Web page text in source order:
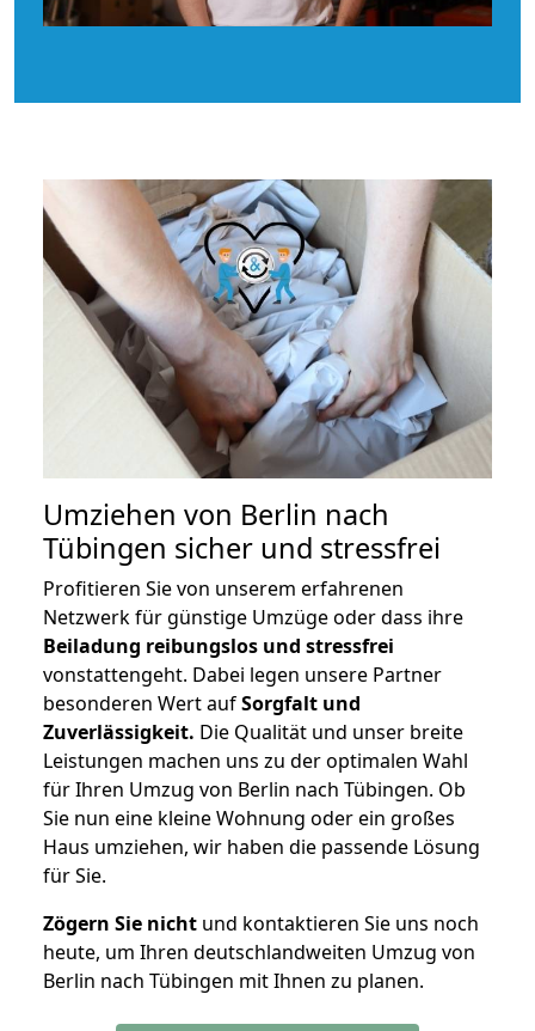
Umziehen von Berlin nach
Tübingen sicher und stressfrei
Profitieren Sie von unserem erfahrenen
Netzwerk für günstige Umzüge oder dass ihre
Beiladung reibungslos und stressfrei
vonstattengeht. Dabei legen unsere Partner
besonderen Wert aufSorgfalt und
Zuverlässigkeit. Die Qualität und unser breite
Leistungen machen uns zu der optimalen Wahl
für Ihren Umzug von Berlin nach Tübingen. Ob
Sie nun eine kleine Wohnung oder ein großes
Haus umziehen, wir haben die passende Lösung
für Sie.
Zögern Sie nicht und kontaktieren Sie uns noch
heute, um Ihren deutschlandweiten Umzug von
Berlin nach Tübingen mit Ihnen zu planen.